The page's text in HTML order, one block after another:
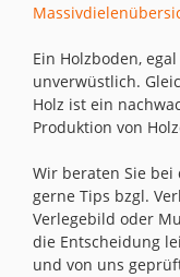
Ein Holzboden,
unverwüstlich.
Holz ist ein
Produktion von
Wir beraten Sie bei
gerne Tips bzgl.
Verlegebild oder
die Entscheidung
und von uns